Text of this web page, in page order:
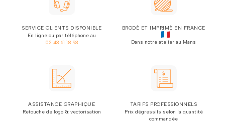
SERVICE CLIENTS DISPONIBLE
En ligne ou par téléphone au
02 43 61 18 93
BRODÉ ET IMPRIMÉ EN FRANCE
Dans notre atelier au Mans
ASSISTANCE GRAPHIQUE
Retouche de logo & vectorisation
TARIFS PROFESSIONNELS
Prix dégressifs selon la quantité
commandée